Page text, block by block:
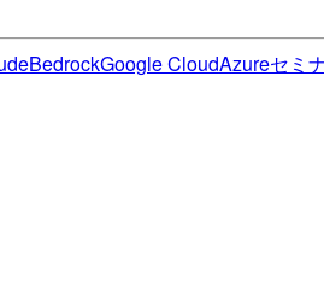
BedrockGoogle CloudAzureセミ